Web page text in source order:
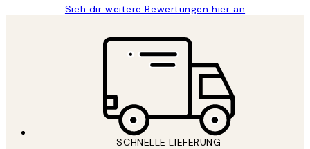
Sieh dir weitere Bewertungen hier an
SCHNELLE LIEFERUNG